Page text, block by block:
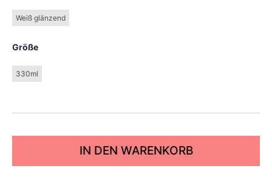
Weiß glänzend
Größe
330ml
IN DEN WARENKORB